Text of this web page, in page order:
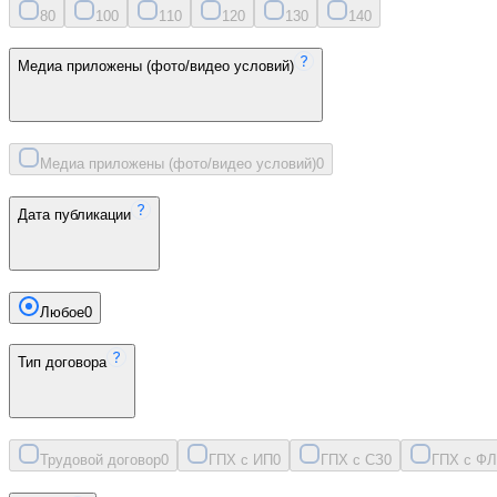
80 100 11 0 120 130 140
Медиа приложены (фото/видео условий)
Медиа приложены (фото/видео условий)0
Дата публикации
Любое0
Тип договора
Трудовой договор0 ГПХ с ИП0 ГПХ с СЗ0 ГПХ с ФЛ